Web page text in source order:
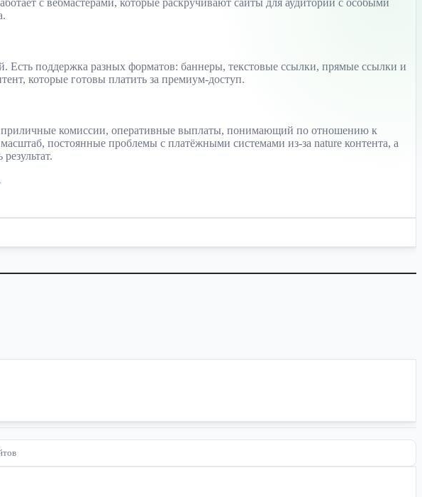
Есть поддержка разных форматов: баннеры, текстовые ссылки, прямые ссылки и
которые готовы платить за премиум-доступ.
приличные комиссии, оперативные выплаты, понимающий по отношению к
постоянные проблемы с платёжными системами из-за nature контента, а